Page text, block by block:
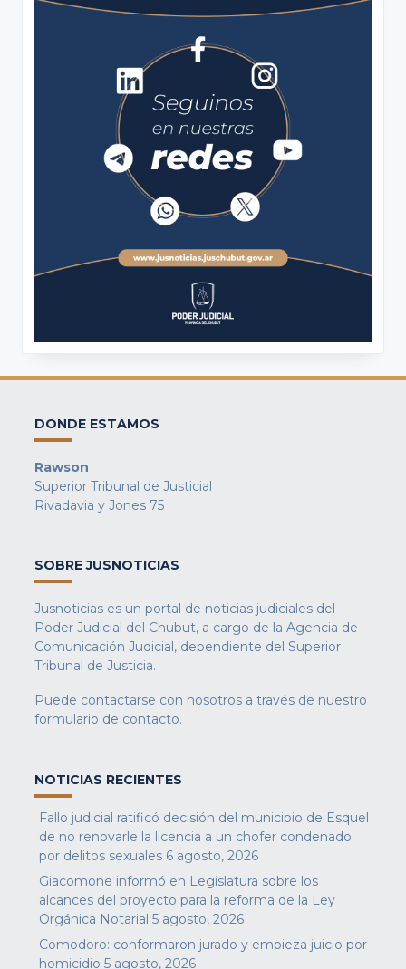
DONDE ESTAMOS
Rawson
Superior Tribunal de Justicial
Rivadavia y Jones 75
SOBRE JUSNOTICIAS
Jusnoticias es un portal de noticias judiciales del
Poder Judicial del Chubut, a cargo de la Agencia de
Comunicación Judicial, dependiente del Superior
Tribunal de Justicia.
Puede contactarse con nosotros a través de nuestro
formulario de contacto.
NOTICIAS RECIENTES
Fallo judicial ratificó decisión del municipio de Esquel
de no renovarle la licencia a un chofer condenado
por delitos sexuales 6 agosto, 2026
Giacomone informó en Legislatura sobre los
alcances del proyecto para la reforma de la Ley
Orgánica Notarial 5 agosto, 2026
Comodoro: conformaron jurado y empieza juicio por
homicidio 5 agosto, 2026